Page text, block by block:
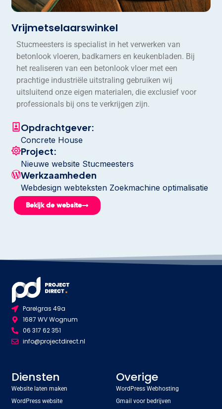
Vrijmetselaarswinkel
Stucmeesters is specialist in het verwerken van
betonlook vloeren, badkamers en keukenbladen. Bij
het realiseren van een betonlook vloer met een
prachtige industriële uitstraling gebruiken wij
uitsluitend onze eigen materialen, die exclusief voor
professionals bij ons te verkrijgen zijn.
Opdrachtgever:
Concrete House
Project:
Nieuwe website Stucmeesters
Werkzaamheden
Webdesign webteksten Zoekmachine optimalisatie
Bekijk de website
Parelgras 49a
1687 WV Wognum
06 317 62 351
info@projectdirect.nl
Diensten
Website laten maken
WordPress website
Overige
WordPress Webhosting
Gmail voor bedrijven